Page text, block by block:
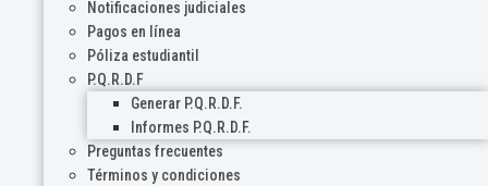
Notificaciones judiciales
Pagos en línea
Póliza estudiantil
P.Q.R.D.F
Generar P.Q.R.D.F.
Informes P.Q.R.D.F.
Preguntas frecuentes
Términos y condiciones